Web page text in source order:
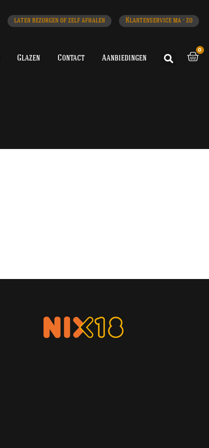
laten bezorgen of zelf afhalen Klantenservice ma - zo
Glazen Contact Aanbiedingen
0